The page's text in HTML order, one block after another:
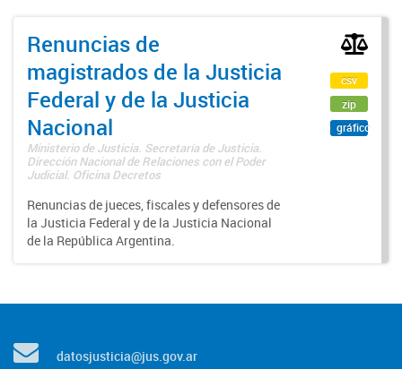
Renuncias de
magistrados de la Justicia
Federal y de la Justicia
Nacional
Ministerio de Justicia. Secretaría de Justicia.
Dirección Nacional de Relaciones con el Poder
Judicial. Oficina Decretos
Renuncias de jueces, fiscales y defensores de
la Justicia Federal y de la Justicia Nacional
de la República Argentina.
csv
zip
gráfico
datosjusticia@jus.gov.ar